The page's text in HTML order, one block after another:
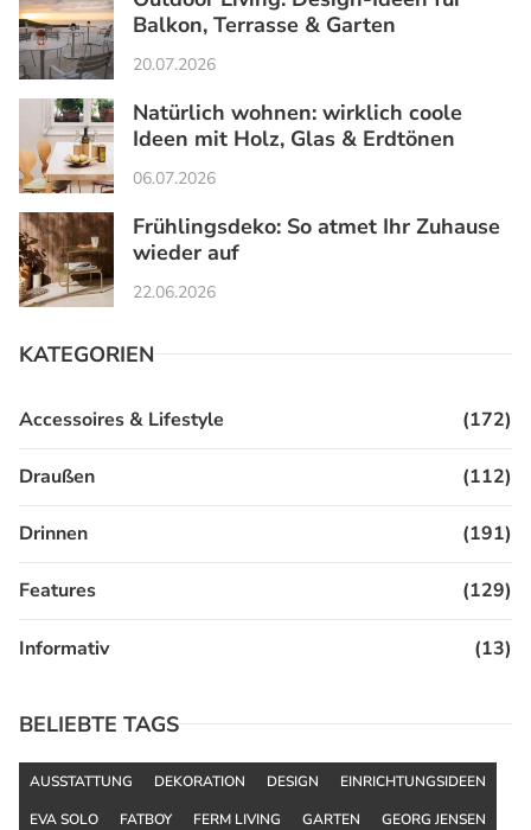
Balkon, Terrasse & Garten
20.07.2026
Natürlich wohnen: wirklich coole
Ideen mit Holz, Glas & Erdtönen
06.07.2026
Frühlingsdeko: So atmet Ihr Zuhause
wieder auf
22.06.2026
KATEGORIEN
Accessoires & Lifestyle (172)
Draußen (112)
Drinnen (191)
Features (129)
Informativ (13)
BELIEBTE TAGS
AUSSTATTUNG DEKORATION DESIGN
EINRICHTUNGSIDEEN
EVA SOLO
FATBOY FERM LIVING GARTEN
GEORG JENSEN